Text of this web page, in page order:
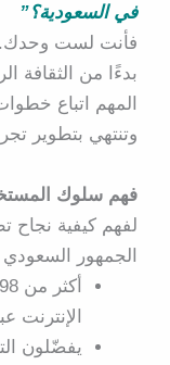
في السعودية؟”
فأنت لست وحدك.
بدءًا من الثقافة
المهم اتباع
وتنتهي بتطوير
فهم سلوك
لفهم كيفية نجاح
الجمهور
الإنترنت
يفضّلون